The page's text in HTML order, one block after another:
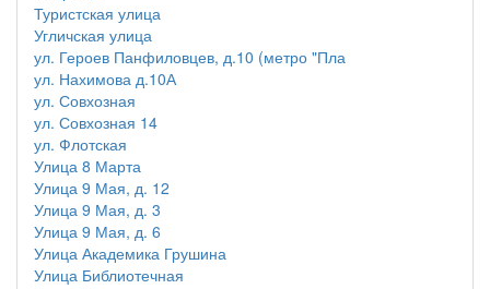
Туристская улица
Угличская улица
ул. Героев Панфиловцев, д.10 (метро "Пла
ул. Нахимова д.10А
ул. Совхозная
ул. Совхозная 14
ул. Флотская
Улица 8 Марта
Улица 9 Мая, д. 12
Улица 9 Мая, д. 3
Улица 9 Мая, д. 6
Улица Академика Грушина
Улица Библиотечная